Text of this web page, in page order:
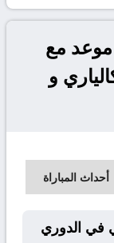
مع
و
أحداث المباراة
في الدوري